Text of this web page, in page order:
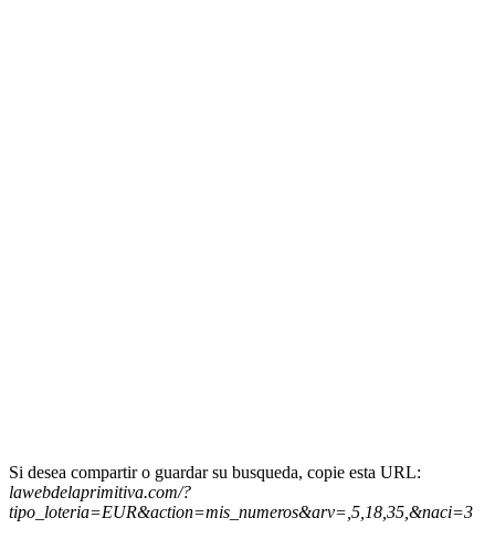
Si desea compartir o guardar su busqueda, copie esta URL:
lawebdelaprimitiva.com/?
tipo_loteria=EUR&action=mis_numeros&arv=,5,18,35,&naci=3